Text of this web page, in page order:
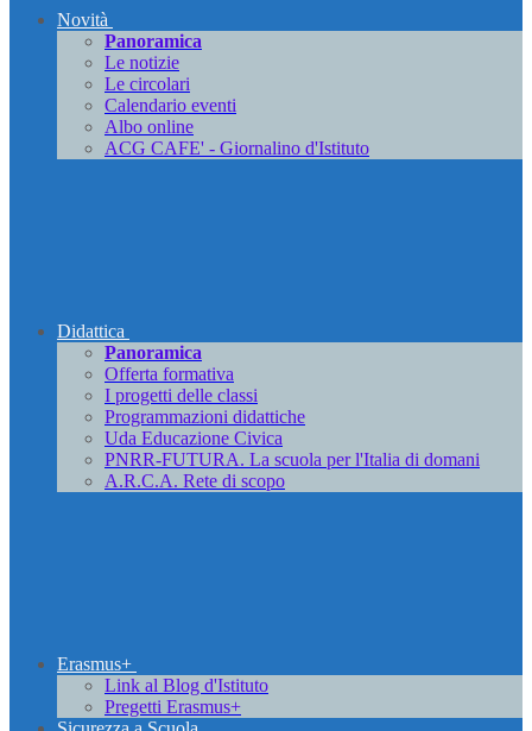
Novità
Panoramica
Le notizie
Le circolari
Calendario eventi
Albo online
ACG CAFE' - Giornalino d'Istituto
Didattica
Panoramica
Offerta formativa
I progetti delle classi
Programmazioni didattiche
Uda Educazione Civica
PNRR-FUTURA. La scuola per l'Italia di domani
A.R.C.A. Rete di scopo
Erasmus+
Link al Blog d'Istituto
Pregetti Erasmus+